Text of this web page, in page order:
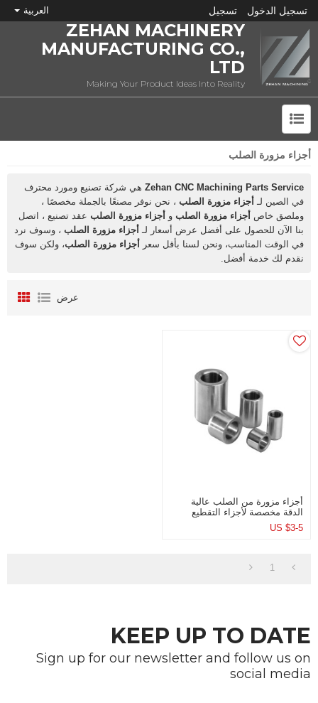
تسجيل الدخول تسجيل العربية
ZEHAN MACHINERY
MANUFACTURING CO.,
LTD
Making Your Product Ideas Into Reality
أجزاء مزورة الصلب
Zehan CNC Machining Parts Service هي شركة تصنيع ومورد محترف
في الصين لـ أجزاء مزورة الصلب ، نحن نوفر مصنعًا بالجملة مخصصًا ،
وملصق خاص أجزاء مزورة الصلب و أجزاء مزورة الصلب عقد تصنيع ، اتصل
بنا الآن للحصول على أفضل عرض أسعار لـ أجزاء مزورة الصلب ، وسوف نرد
في الوقت المناسب، ونحن لسنا بأقل سعر
أجزاء مزورة الصلب، ولكن سوف
نقدم لك خدمة أفضل.
عرض
أجزاء مزورة من الصلب عالية
الدقة مخصصة لأجزاء التقطيع
البطيئة السرعة
US $3-5
1
KEEP UP TO DATE
Sign up for our newsletter and follow us on
social media